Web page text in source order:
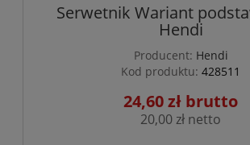
Serwetnik Wariant
Hendi
Producent: Hendi
Kod produktu: 428511
24,60 zł
20,00 zł